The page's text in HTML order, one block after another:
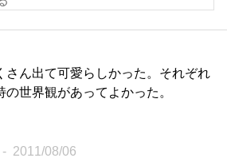
さん出て可愛らしかった。それぞれ
の世界観があってよかった。
2011/08/06